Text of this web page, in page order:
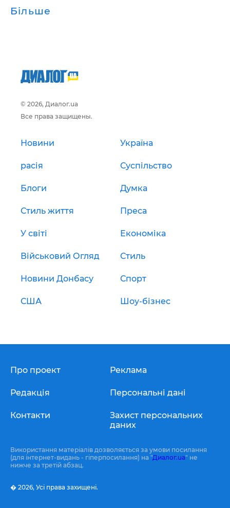
Більше
© 2026, Диалог.ua
Все права защищены.
Новини Україна
расія Суспільство
Блоги Думка
Стиль життя Преса
У світі Економіка
Військовий Огляд Стиль
Новини Донбасу Спорт
США Шоу-бізнес
Про проект
Редакція
Контакти
Реклама
Персональні дані
Захист персональних
даних
Використання матеріалів дозволяється за умови посилання
(для інтернет-видань - гіперпосилання) на "Диалог.ua" не
нижче за третій абзац.
� 2026, Усі права захищені.